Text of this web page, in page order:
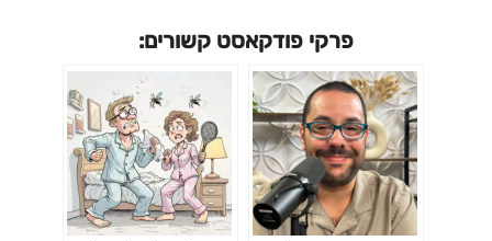
פרקי פודקאסט קשורים: